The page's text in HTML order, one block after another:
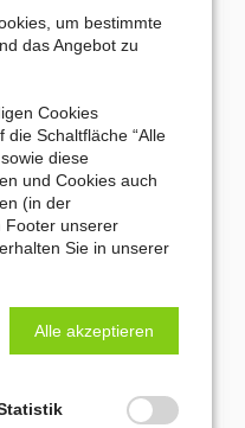
22, 40670 Meerbusch)
des Meerbuscher
Kirchengemeinde Lank
dem faszinierenden
7
um bestimmte
das Angebot zu
Cookies
Schaltfläche “Alle
diese
und Cookies auch
(in der
Footer unserer
Sie in unserer
Alle akzeptieren